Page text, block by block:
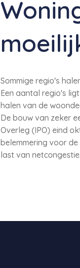
Sommige regio's
Een aantal regio's
halen van de
De bouw van zeker
Overleg (IPO) eind
belemmering voor
last van netcongestie.